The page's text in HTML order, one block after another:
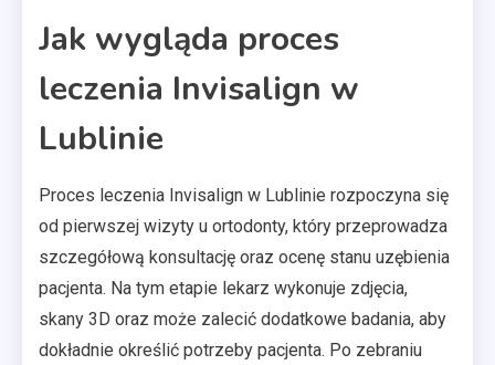
Jak wygląda proces
leczenia Invisalign w
Lublinie
Proces leczenia Invisalign w Lublinie rozpoczyna się
od pierwszej wizyty u ortodonty, który przeprowadza
szczegółową konsultację oraz ocenę stanu uzębienia
pacjenta. Na tym etapie lekarz wykonuje zdjęcia,
skany 3D oraz może zalecić dodatkowe badania, aby
dokładnie określić potrzeby pacjenta. Po zebraniu